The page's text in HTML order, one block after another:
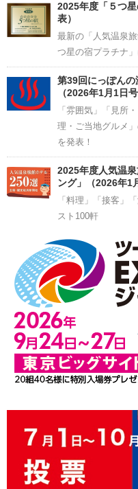
2025年度「５つ
表）
最新の「人気温泉
つ星の宿プラチナ」
第39回にっぽんの
（2026年1月1日号
「雰囲気」「見所
理・ご当地グルメ
を発表！
2025年度人気温
ング」（2026年1
「料理」「接客」
スト100軒